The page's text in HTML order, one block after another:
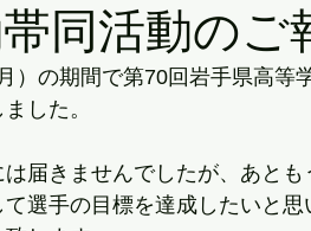
同活動のご
）の期間で第70回岩手県高等
した。
届きませんでしたが、あとも
選手の目標を達成したいと思